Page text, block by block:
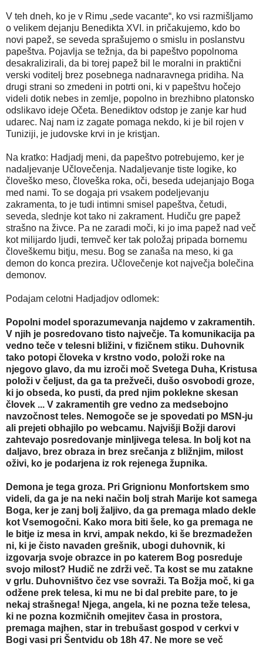
V teh dneh, ko je v Rimu „sede vacante“, ko vsi razmišljamo
o velikem dejanju Benedikta XVI. in pričakujemo, kdo bo
novi papež, se seveda sprašujemo o smislu in poslanstvu
papeštva. Pojavlja se težnja, da bi papeštvo popolnoma
desakralizirali, da bi torej papež bil le moralni in praktični
verski voditelj brez posebnega nadnaravnega pridiha. Na
drugi strani so zmedeni in potrti oni, ki v papeštvu hočejo
videli dotik nebes in zemlje, popolno in brezhibno platonsko
odslikavo ideje Očeta. Benediktov odstop je zanje kar hud
udarec. Naj nam iz zagate pomaga nekdo, ki je bil rojen v
Tuniziji, je judovske krvi in je kristjan.
Na kratko: Hadjadj meni, da papeštvo potrebujemo, ker je
nadaljevanje Učlovečenja. Nadaljevanje tiste logike, ko
človeško meso, človeška roka, oči, beseda udejanjajo Boga
med nami. To se dogaja pri vsakem podeljevanju
zakramenta, to je tudi intimni smisel papeštva, četudi,
seveda, slednje kot tako ni zakrament. Hudiču gre papež
strašno na živce. Pa ne zaradi moči, ki jo ima papež nad več
kot milijardo ljudi, temveč ker tak položaj pripada bornemu
človeškemu bitju, mesu. Bog se zanaša na meso, ki ga
demon do konca prezira. Učlovečenje kot največja bolečina
demonov.
Podajam celotni Hadjadjov odlomek:
Popolni model sporazumevanja najdemo v zakramentih.
V njih je posredovano tisto največje. Ta komunikacija pa
vedno teče v telesni bližini, v fizičnem stiku. Duhovnik
tako potopi človeka v krstno vodo, položi roke na
njegovo glavo, da mu izroči moč Svetega Duha, Kristusa
položi v čeljust, da ga ta prežveči, dušo osvobodi groze,
ki jo obseda, ko pusti, da pred njim poklekne skesan
človek ... V zakramentih gre vedno za medsebojno
navzočnost teles. Nemogoče se je spovedati po MSN-ju
ali prejeti obhajilo po webcamu. Najvišji Božji darovi
zahtevajo posredovanje minljivega telesa. In bolj kot na
daljavo, brez obraza in brez srečanja z bližnjim, milost
oživi, ko je podarjena iz rok rejenega župnika.
Demona je tega groza. Pri Grignionu Monfortskem smo
videli, da ga je na neki način bolj strah Marije kot samega
Boga, ker je zanj bolj žaljivo, da ga premaga mlado dekle
kot Vsemogočni. Kako mora biti šele, ko ga premaga ne
le bitje iz mesa in krvi, ampak nekdo, ki še brezmadežen
ni, ki je čisto navaden grešnik, ubogi duhovnik, ki
izgovarja svoje obrazce in po katerem Bog posreduje
svojo milost? Hudič ne zdrži več. Ta kost se mu zatakne
v grlu. Duhovništvo čez vse sovraži. Ta Božja moč, ki ga
odžene prek telesa, ki mu ne bi dal prebite pare, to je
nekaj strašnega! Njega, angela, ki ne pozna teže telesa,
ki ne pozna kozmičnih omejitev časa in prostora,
premaga majhen, star in trebušast gospod v cerkvi v
Bogi vasi pri Šentvidu ob 18h 47. Ne more se več